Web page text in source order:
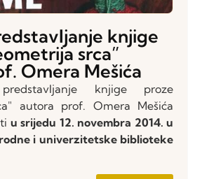
knjige
srca”
Omera Mešića
knjige proze
autora prof. Omera Mešića
u srijedu 12. novembra 2014. u
i univerzitetske biblioteke